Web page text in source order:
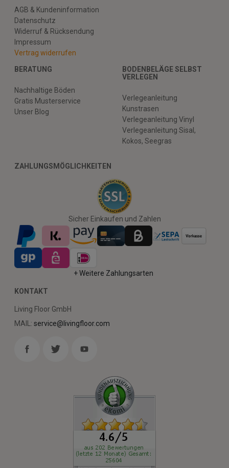
AGB & Kundeninformation
Datenschutz
Widerruf & Rücksendung
Impressum
Vertrag widerrufen
BERATUNG
Nachhaltige Böden
Gratis Musterservice
Unser Blog
BODENBELÄGE SELBST
VERLEGEN
Verlegeanleitung
Kunstrasen
Verlegeanleitung Vinyl
Verlegeanleitung Sisal,
Kokos, Seegras
ZAHLUNGSMÖGLICHKEITEN
Sicher Einkaufen und Zahlen
+ Weitere Zahlungsarten
KONTAKT
Living Floor GmbH
MAIL: service@livingfloor.com